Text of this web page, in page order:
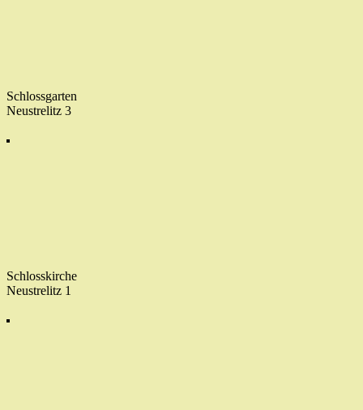
Schlossgarten
Neustrelitz 3
Schlosskirche
Neustrelitz 1